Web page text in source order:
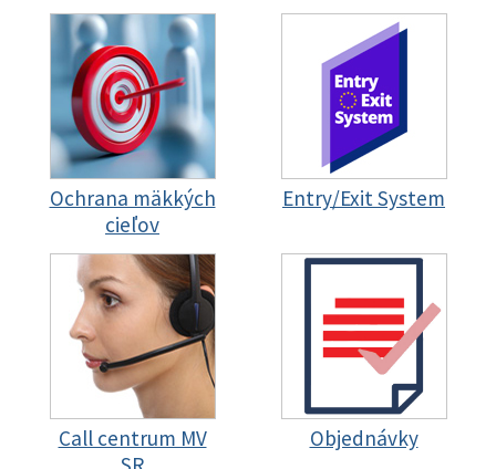
Ochrana mäkkých
cieľov
Entry/Exit System
Call centrum MV
Objednávky